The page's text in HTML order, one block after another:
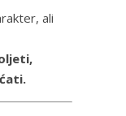
ali